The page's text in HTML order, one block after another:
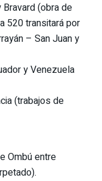
(obra de
520 transitará por
– San Juan y
y Venezuela
(trabajos de
Ombú entre